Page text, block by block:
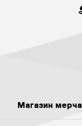
Магазин мерча